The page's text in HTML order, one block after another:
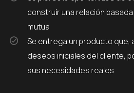
construir una relación
mutua
Se entrega un producto que, aunque satisfaga los
deseos iniciales del cliente,
sus necesidades reales